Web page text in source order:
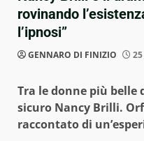
rovinando
l’ipnosi”
GENNARO DI FINIZIO
Tra le donne più belle
sicuro Nancy Brilli.
raccontato di